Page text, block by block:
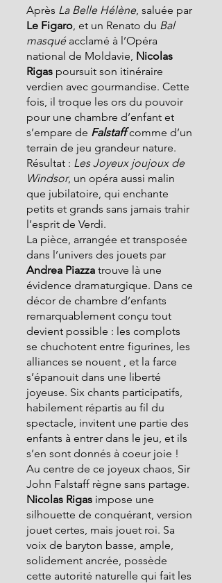
Après La Belle Hélène, saluée par
Le Figaro, et un Renato du Bal
masqué acclamé à l’Opéra
national de Moldavie, Nicolas
Rigas poursuit son itinéraire
verdien avec gourmandise. Cette
fois, il troque les ors du pouvoir
pour une chambre d’enfant et
s’empare de Falstaff comme d’un
terrain de jeu grandeur nature.
Résultat : Les Joyeux joujoux de
Windsor, un opéra aussi malin
que jubilatoire, qui enchante
petits et grands sans jamais trahir
l’esprit de Verdi.
La pièce, arrangée et transposée
dans l’univers des jouets par
Andrea Piazza trouve là une
évidence dramaturgique. Dans ce
décor de chambre d’enfants
remarquablement conçu tout
devient possible : les complots
se chuchotent entre figurines, les
alliances se nouent , et la farce
s’épanouit dans une liberté
joyeuse. Six chants participatifs,
habilement répartis au fil du
spectacle, invitent une partie des
enfants à entrer dans le jeu, et ils
s’en sont donnés à coeur joie !
Au centre de ce joyeux chaos, Sir
John Falstaff règne sans partage.
Nicolas Rigas impose une
silhouette de conquérant, version
jouet certes, mais jouet roi. Sa
voix de baryton basse, ample,
solidement ancrée, possède
cette autorité naturelle qui fait les